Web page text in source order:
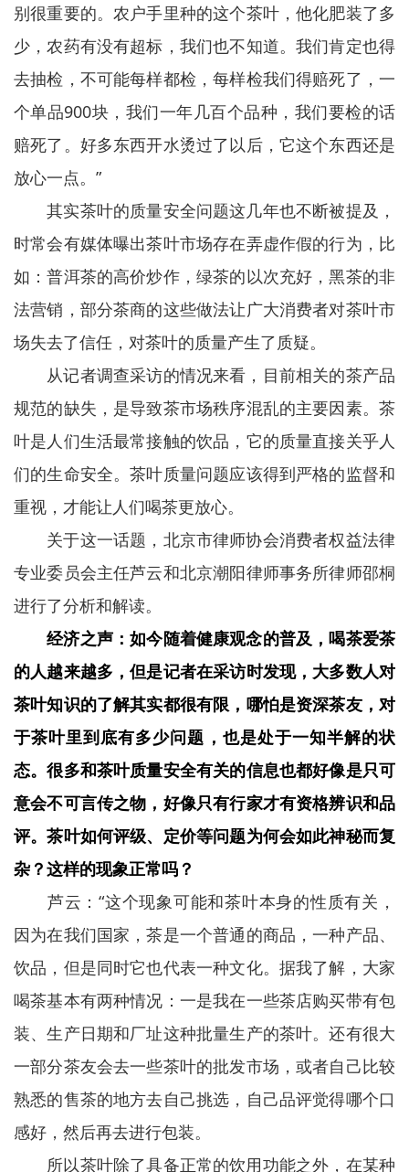
别很重要的。农户手里种的这个茶叶，他化肥装了多
少，农药有没有超标，我们也不知道。我们肯定也得
去抽检，不可能每样都检，每样检我们得赔死了，一
个单品900块，我们一年几百个品种，我们要检的话
赔死了。好多东西开水烫过了以后，它这个东西还是
放心一点。”
其实茶叶的质量安全问题这几年也不断被提及，
时常会有媒体曝出茶叶市场存在弄虚作假的行为，比
如：普洱茶的高价炒作，绿茶的以次充好，黑茶的非
法营销，部分茶商的这些做法让广大消费者对茶叶市
场失去了信任，对茶叶的质量产生了质疑。
从记者调查采访的情况来看，目前相关的茶产品
规范的缺失，是导致茶市场秩序混乱的主要因素。茶
叶是人们生活最常接触的饮品，它的质量直接关乎人
们的生命安全。茶叶质量问题应该得到严格的监督和
重视，才能让人们喝茶更放心。
关于这一话题，北京市律师协会消费者权益法律
专业委员会主任芦云和北京潮阳律师事务所律师邵桐
进行了分析和解读。
经济之声：如今随着健康观念的普及，喝茶爱茶
的人越来越多，但是记者在采访时发现，大多数人对
茶叶知识的了解其实都很有限，哪怕是资深茶友，对
于茶叶里到底有多少问题，也是处于一知半解的状
态。很多和茶叶质量安全有关的信息也都好像是只可
意会不可言传之物，好像只有行家才有资格辨识和品
评。茶叶如何评级、定价等问题为何会如此神秘而复
杂？这样的现象正常吗？
芦云：“这个现象可能和茶叶本身的性质有关，
因为在我们国家，茶是一个普通的商品，一种产品、
饮品，但是同时它也代表一种文化。据我了解，大家
喝茶基本有两种情况：一是我在一些茶店购买带有包
装、生产日期和厂址这种批量生产的茶叶。还有很大
一部分茶友会去一些茶叶的批发市场，或者自己比较
熟悉的售茶的地方去自己挑选，自己品评觉得哪个口
感好，然后再去进行包装。
所以茶叶除了具备正常的饮用功能之外，在某种